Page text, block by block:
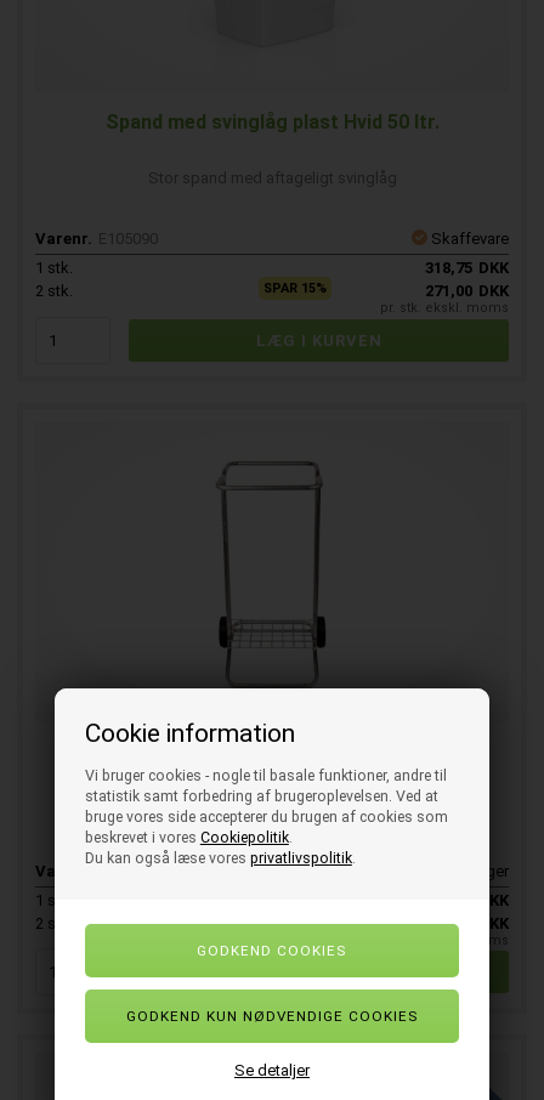
Cookie information
Vi bruger cookies - nogle til basale funktioner, andre til
statistik samt forbedring af brugeroplevelsen. Ved at
bruge vores side accepterer du brugen af cookies som
beskrevet i vores Cookiepolitik.
Du kan også læse vores privatlivspolitik.
Se detaljer
Spand med svinglåg plast Hvid 50 ltr.
Stor spand med aftageligt svinglåg
Varenr. E105090
Skaffevare
1 stk. 318,75 DKK
2 stk. SPAR 15% 271,00 DKK
pr. stk. ekskl. moms
Affaldsstativ galvaniseret til 100 ltr.
Varenr. E110270
På lager
1 stk.
DKK
2 stk. 619,25 DKK
pr. stk. ekskl. moms